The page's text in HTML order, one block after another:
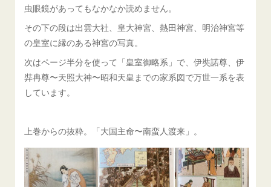
虫眼鏡があってもなかなか読めません。
その下の段は出雲大社、皇大神宮、熱田神宮、明治神宮等
の皇室に縁のある神宮の写真。
次はページ半分を使って「皇室御略系」で、伊奘諾尊、伊
弉冉尊〜天照大神〜昭和天皇までの家系図で万世一系を表
しています。
上巻からの抜粋。「大国主命〜南蛮人渡来」。